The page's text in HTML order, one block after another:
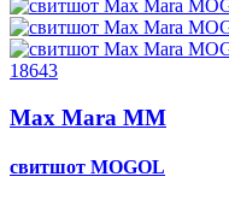
18643
Max Mara MM
свитшот MOGOL